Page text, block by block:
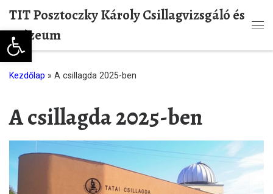
Eszköztár megnyitása
Skip to content
TIT Posztoczky Károly Csillagvizsgáló és
Múzeum
Kezdőlap » A csillagda 2025-ben
A csillagda 2025-ben